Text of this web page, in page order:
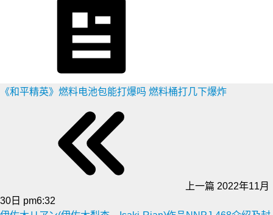
《和平精英》燃料电池包能打爆吗 燃料桶打几下爆炸
上一篇 2022年11月
30日 pm6:32